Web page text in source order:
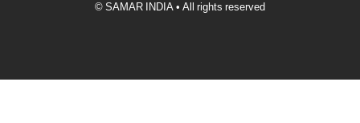
© SAMAR INDIA • All rights reserved